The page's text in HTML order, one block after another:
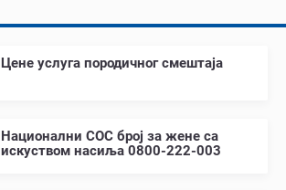
Цене услуга породичног смештаја
Национални СОС број за жене са
искуством насиља 0800-222-003